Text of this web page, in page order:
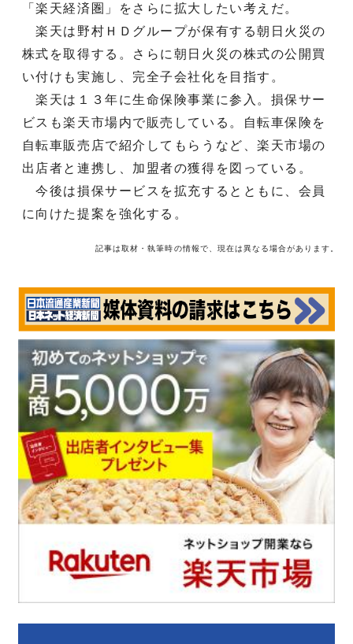
「楽天経済圏」をさらに拡大したい考えだ。
楽天は野村ＨＤグループが保有する朝日火災の
株式を取得する。さらに朝日火災の株式の公開買
い付けも実施し、完全子会社化を目指す。
楽天は１３年に生命保険事業に参入。損保サー
ビスも楽天市場内で販売している。自転車保険を
自転車販売店で紹介してもらうなど、楽天市場の
出店者と連携し、加盟者の獲得を図っている。
今後は損保サービスを拡充するとともに、会員
に向けた提案を強化する。
記事は取材・執筆時の情報で、現在は異なる場合があります。